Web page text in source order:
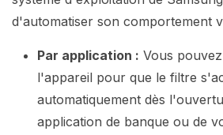
d'automatiser son comportement
Par application : Vous
l'appareil pour que le filtre
automatiquement dès
application de banque ou de